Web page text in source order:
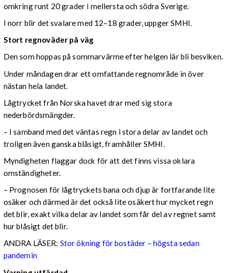
omkring runt 20 grader i mellersta och södra Sverige.
I norr blir det svalare med 12–18 grader, uppger SMHI.
Stort regnoväder på väg
Den som hoppas på sommarvärme efter helgen lär bli besviken.
Under måndagen drar ett omfattande regnområde in över
nästan hela landet.
Lågtrycket från Norska havet drar med sig stora
nederbördsmängder.
– I samband med det väntas regn i stora delar av landet och
troligen även ganska blåsigt, framhåller SMHI.
Myndigheten flaggar dock för att det finns vissa oklara
omständigheter.
– Prognosen för lågtryckets bana och djup är fortfarande lite
osäker och därmed är det också lite osäkert hur mycket regn
det blir, exakt vilka delar av landet som får del av regnet samt
hur blåsigt det blir.
ANDRA LÄSER: Stor ökning för bostäder – högsta sedan
pandemin